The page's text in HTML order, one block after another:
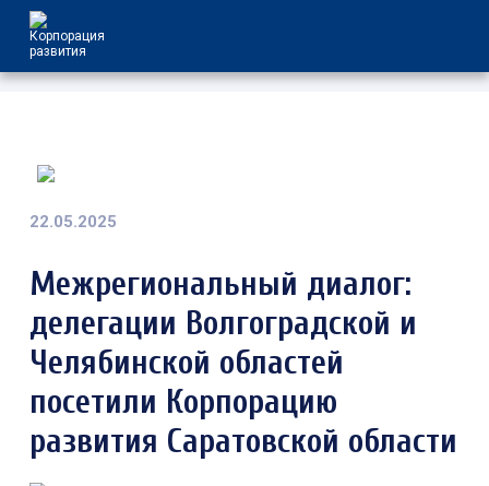
Межрегиональный диалог:
делегации Волгоградской и
Челябинской областей
посетили Корпорацию
развития Саратовской области
22.05.2025